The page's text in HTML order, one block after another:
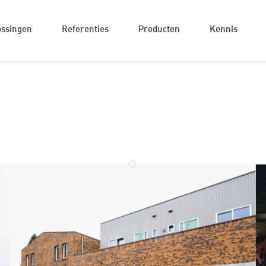
Referenties Producten Kennis